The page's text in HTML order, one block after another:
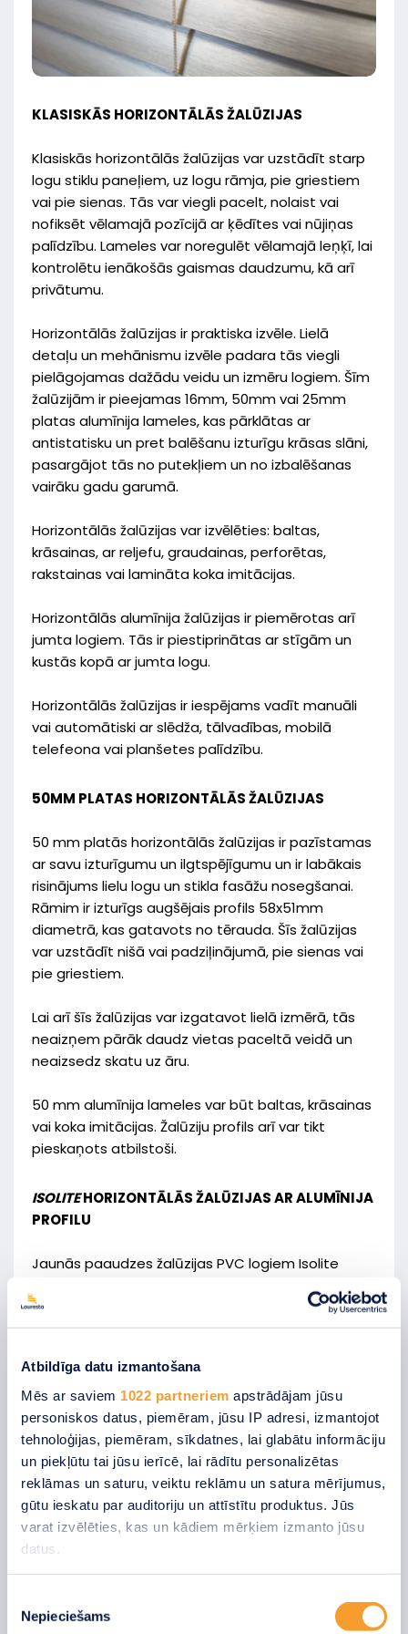
Atbildīga datu izmantošana
Mēs ar saviem 1022 partneriem apstrādājam jūsu
personiskos datus, piemēram, jūsu IP adresi, izmantojot
tehnoloģijas, piemēram, sīkdatnes, lai glabātu informāciju
un piekļūtu tai jūsu ierīcē, lai rādītu personalizētas
reklāmas un saturu, veiktu reklāmu un satura mērījumus,
gūtu ieskatu par auditoriju un attīstītu produktus. Jūs
varat izvēlēties, kas un kādiem mērķiem izmanto jūsu
datus.
apkopot informāciju par jūsu ģeogrāfisko
izvēle
Nepieciešams
KLASISKĀS HORIZONTĀLĀS ŽALŪZIJAS
Klasiskās horizontālās žalūzijas var uzstādīt starp
logu stiklu paneļiem, uz logu rāmja, pie griestiem
vai pie sienas. Tās var viegli pacelt, nolaist vai
nofiksēt vēlamajā pozīcijā ar ķēdītes vai nūjiņas
palīdzību. Lameles var noregulēt vēlamajā leņķī, lai
kontrolētu ienākošās gaismas daudzumu, kā arī
privātumu.
Horizontālās žalūzijas ir praktiska izvēle. Lielā
detaļu un mehānismu izvēle padara tās viegli
pielāgojamas dažādu veidu un izmēru logiem. Šīm
žalūzijām ir pieejamas 16mm, 50mm vai 25mm
platas alumīnija lameles, kas pārklātas ar
antistatisku un pret balēšanu izturīgu krāsas slāni,
pasargājot tās no putekļiem un no izbalēšanas
vairāku gadu garumā.
Horizontālās žalūzijas var izvēlēties: baltas,
krāsainas, ar reljefu, graudainas, perforētas,
rakstainas vai lamināta koka imitācijas.
Horizontālās alumīnija žalūzijas ir piemērotas arī
jumta logiem. Tās ir piestiprinātas ar stīgām un
kustās kopā ar jumta logu.
Horizontālās žalūzijas ir iespējams vadīt manuāli
vai automātiski ar slēdža, tālvadības, mobilā
telefeona vai planšetes palīdzību.
50MM PLATAS HORIZONTĀLĀS ŽALŪZIJAS
50 mm platās horizontālās žalūzijas ir pazīstamas
ar savu izturīgumu un ilgtspējīgumu un ir labākais
risinājums lielu logu un stikla fasāžu nosegšanai.
Rāmim ir izturīgs augšējais profils 58x51mm
diametrā, kas gatavots no tērauda. Šīs žalūzijas
var uzstādīt nišā vai padziļinājumā, pie sienas vai
pie griestiem.
Lai arī šīs žalūzijas var izgatavot lielā izmērā, tās
neaizņem pārāk daudz vietas paceltā veidā un
neaizsedz skatu uz āru.
50 mm alumīnija lameles var būt baltas, krāsainas
vai koka imitācijas. Žalūziju profils arī var tikt
pieskaņots atbilstoši.
ISOLITEHORIZONTĀLĀS ŽALŪZIJAS AR ALUMĪNIJA
PROFILU
Jaunās paaudzes žalūzijas PVC logiem Isolite
nospriegotas pie paša loga jebkurā loga pozīcijā
ar īpaši tām paredzētām stīgām. Augšējais un
tērauda detaļas, kas padara tās piemērotas
telpām ar augstāku mitruma līmeni kā, piemēram,
vannas istabas un virtuves. Mēs garantējam, ka
rūsa uz žalūzijām neparādīsies pat pēc vairāku
gadu lietošanas.
Isolite horizontālo žalūziju priekšrocības:
Estētisks izskats;
Izturīgums;